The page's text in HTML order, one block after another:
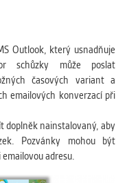
Outlook, který usnadňuje
schůzky může poslat
časových variant a
emailových konverzací při
doplněk nainstalovaný, aby
Pozvánky mohou být
adresu.